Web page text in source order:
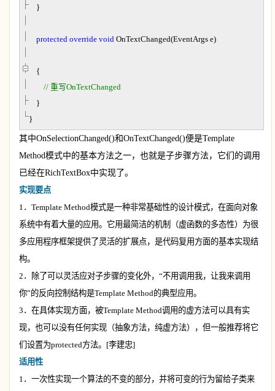
}
protected override void OnTextChanged(EventArgs e)
{
// 重写OnTextChanged
}
}
其中OnSelectionChanged()和OnTextChanged()便是Template
Method模式中的基本方法之一，也就是子步骤方法，它们的调用
已经在RichTextBox中实现了。
实现要点
1 ． Template Method模式是一种非常基础性的设计模式，在面向对象
系统中有着大量的应用。它用最简洁的机制（虚函数的多态性）为很
多应用程序框架提供了灵活的扩展点，是代码复用方面的基本实现结
构。
2 ．除了可以灵活应对子步骤的变化外，“不用调用我，让我来调用
你”的反向控制结构是Template Method的典型应用。
3 ．在具体实现方面，被Template Method调用的虚方法可以具有实
现，也可以没有任何实现（抽象方法，纯虚方法），但一般推荐将它
们设置为protected方法。 [李建忠]
适用性
1 ．一次性实现一个算法的不变的部分，并将可变的行为留给子类来